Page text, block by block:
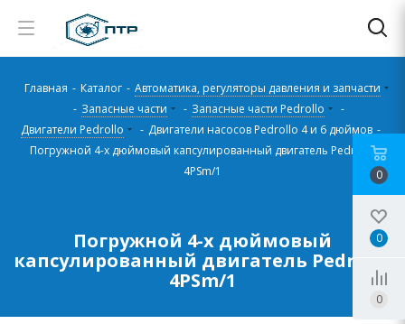
Главная - Каталог - Автоматика, регуляторы давления и запчасти
- Запасные части - Запасные части Pedrollo
-
Двигатели Pedrollo
- Двигатели насосов Pedrollo 4 и 6 дюймов -
Погружной 4-х дюймовый капсулированный двигатель Pedrollo
4PSm/1
Погружной 4-х дюймовый
капсулированный двигатель Pedrollo
4PSm/1
0
0
0